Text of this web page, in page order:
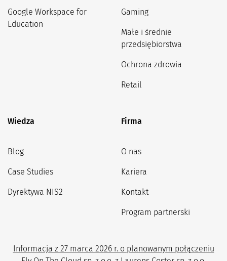
Google Workspace for
Education
Gaming
Małe i średnie
przedsiębiorstwa
Ochrona zdrowia
Retail
Wiedza
Blog
Case Studies
Dyrektywa NIS2
Firma
O nas
Kariera
Kontakt
Program partnerski
Informacja z 27 marca 2026 r. o planowanym połączeniu